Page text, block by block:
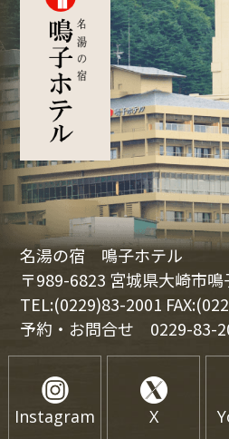
名湯の宿 鳴子ホテル
〒989-6823 宮城県大崎市
TEL:(0229)83-2001
予約・お問合せ 0229-83-
Instagram X